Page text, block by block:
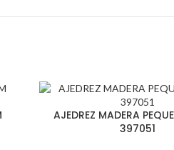
AJEDREZ MADERA
397051